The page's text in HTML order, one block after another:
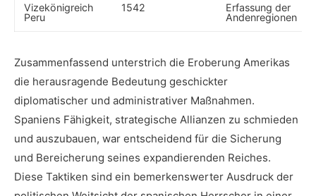
Vizekönigreich
Peru
1542
Erfassung der‌
Andenregionen
Zusammenfassend⁤ unterstrich die Eroberung Amerikas
die herausragende Bedeutung geschickter
diplomatischer und administrativer Maßnahmen.
Spaniens Fähigkeit, strategische​ Allianzen zu schmieden
und auszubauen,​ war ‍entscheidend für die Sicherung​
und‍ Bereicherung seines expandierenden Reiches.​
Diese Taktiken sind ein bemerkenswerter Ausdruck der